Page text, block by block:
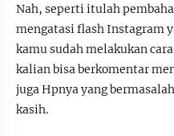
Nah, seperti itulah
mengatasi flash Instagram
kamu sudah melakukan
kalian bisa berkomentar
juga Hpnya yang
kasih.